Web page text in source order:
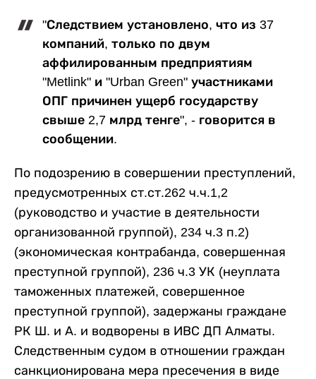
"Следствием установлено, что из 37
компаний, только по двум
аффилированным предприятиям
"Metlink" и "Urban Green" участниками
ОПГ причинен ущерб государству
свыше 2,7 млрд тенге", - говорится в
сообщении.
По подозрению в совершении преступлений,
предусмотренных ст.ст.262 ч.ч.1,2
(руководство и участие в деятельности
организованной группой), 234 ч.3 п.2)
(экономическая контрабанда, совершенная
преступной группой), 236 ч.3 УК (неуплата
таможенных платежей, совершенное
преступной группой), задержаны граждане
РК Ш. и А. и водворены в ИВС ДП Алматы.
Следственным судом в отношении граждан
санкционирована мера пресечения в виде